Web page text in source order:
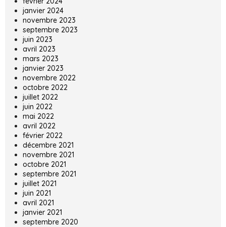
janvier 2024
novembre 2023
septembre 2023
juin 2023
avril 2023
mars 2023
janvier 2023
novembre 2022
octobre 2022
juillet 2022
juin 2022
mai 2022
avril 2022
février 2022
décembre 2021
novembre 2021
octobre 2021
septembre 2021
juillet 2021
juin 2021
avril 2021
janvier 2021
septembre 2020